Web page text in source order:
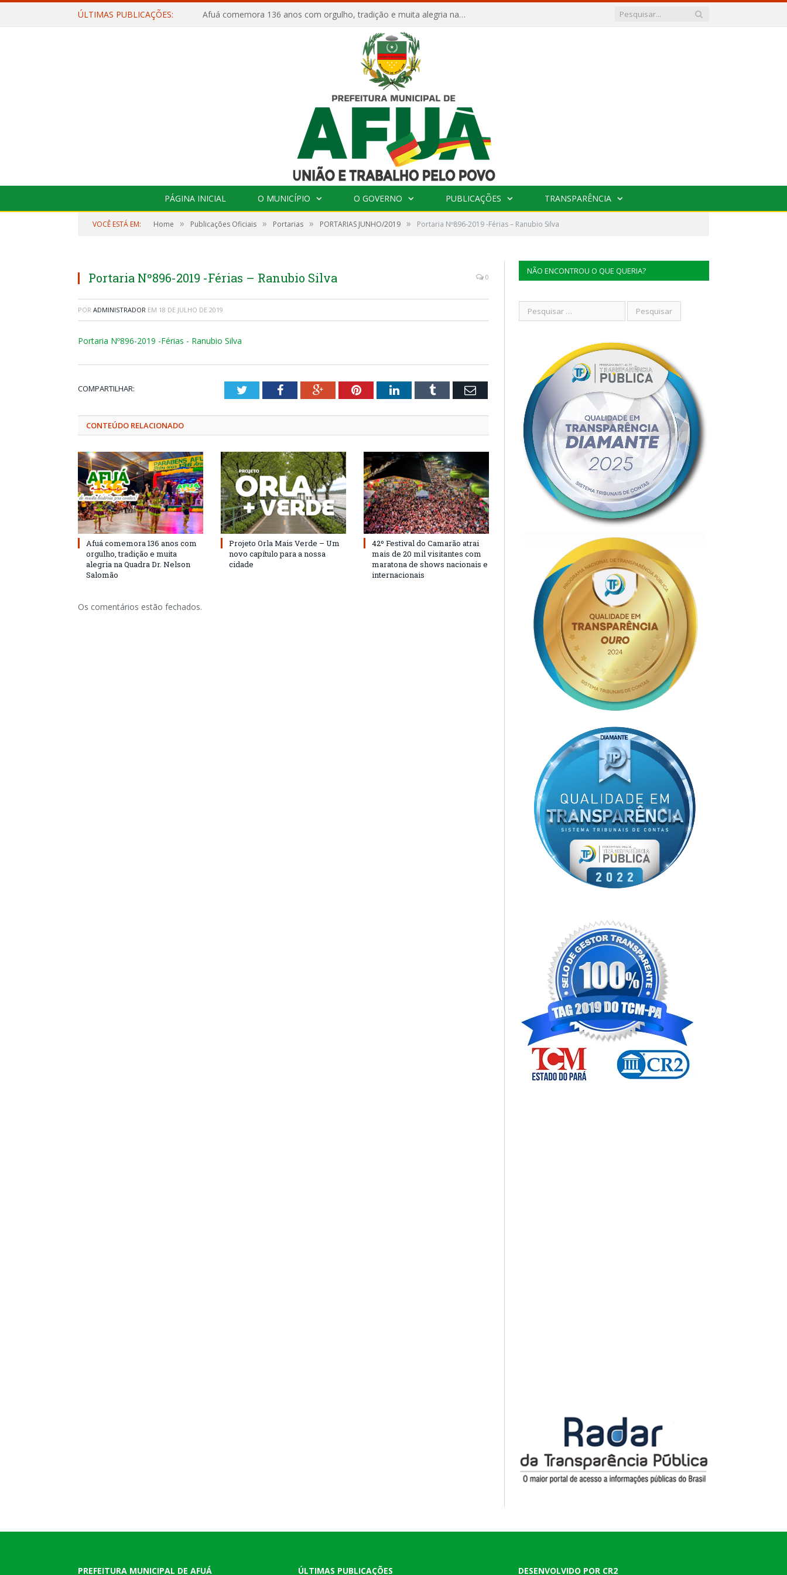
ÚLTIMAS PUBLICAÇÕES: Afuá comemora 136 anos com orgulho, tradição e muita alegria na Quadra Dr. Nelson Salomão
PÁGINA INICIAL O MUNICÍPIO O GOVERNO PUBLICAÇÕES TRANSPARÊNCIA
VOCÊ ESTÁ EM: Home » Publicações Oficiais » Portarias » PORTARIAS JUNHO/2019 » Portaria Nº896-2019 -Férias – Ranubio Silva
Portaria Nº896-2019 -Férias – Ranubio Silva 0
POR ADMINISTRADOR EM 18 DE JULHO DE 2019
Portaria Nº896-2019 -Férias - Ranubio Silva
COMPARTILHAR: TwitterFacebookGoogle+PinterestLinkedInTumblr Email
CONTEÚDO RELACIONADO
Afuá comemora 136 anos com
orgulho, tradição e muita
alegria na Quadra Dr. Nelson
Salomão
Projeto Orla Mais Verde – Um
novo capítulo para a nossa
cidade
42º Festival do Camarão atrai
mais de 20 mil visitantes com
maratona de shows nacionais e
internacionais
Os comentários estão fechados.
NÃO ENCONTROU O QUE QUERIA?
PREFEITURA MUNICIPAL DE AFUÁ ÚLTIMAS PUBLICAÇÕES DESENVOLVIDO POR CR2